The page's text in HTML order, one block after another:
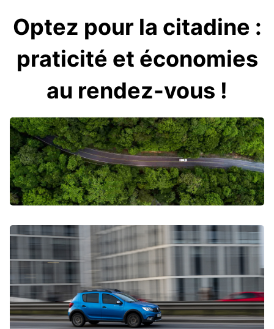
Optez pour la citadine :
praticité et économies
au rendez-vous !